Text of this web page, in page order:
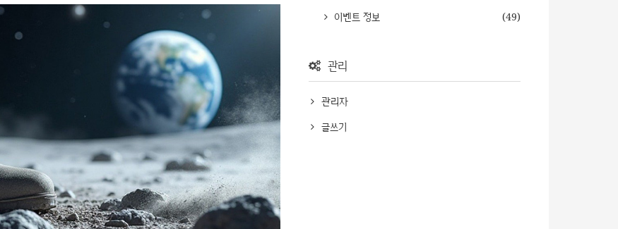
이벤트 정보
(49)
관리
관리자
글쓰기